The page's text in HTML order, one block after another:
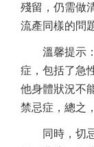
殘留，仍需做
流產同樣的問題
溫馨提示
症，包括了急
他身體狀況不
禁忌症，總之
同時，切